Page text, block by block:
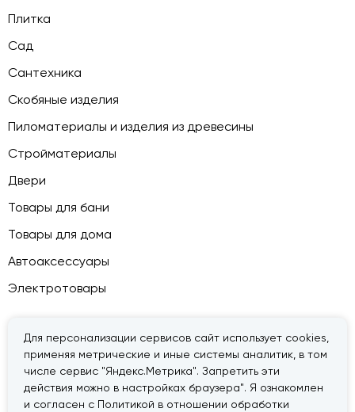
Для персонализации сервисов сайт использует cookies,
применяя метрические и иные системы аналитик, в том
числе сервис "Яндекс.Метрика". Запретить эти
действия можно в настройках браузера". Я ознакомлен
и согласен с Политикой в отношении обработки
Плитка
Сад
Сантехника
Скобяные изделия
Пиломатериалы и изделия из древесины
Стройматериалы
Двери
Товары для бани
Товары для дома
Автоаксессуары
Электротовары
© 2026 — «Дачник».Правовая информация